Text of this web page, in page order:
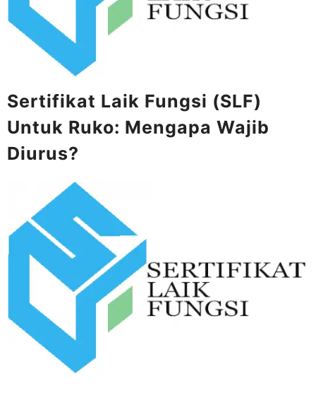
Sertifikat Laik Fungsi (SLF)
Untuk Ruko: Mengapa Wajib
Diurus?